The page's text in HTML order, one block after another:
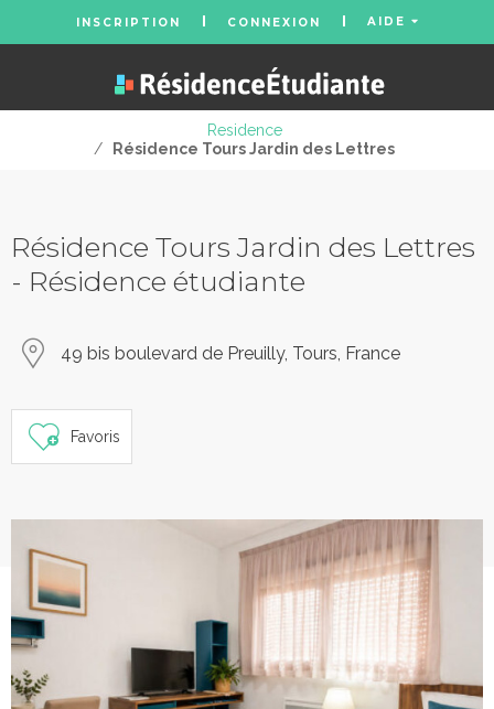
INSCRIPTION CONNEXION AIDE
Residence
/
Résidence Tours Jardin des Lettres
Résidence Tours Jardin des Lettres
- Résidence étudiante
49 bis boulevard de Preuilly, Tours, France
Favoris